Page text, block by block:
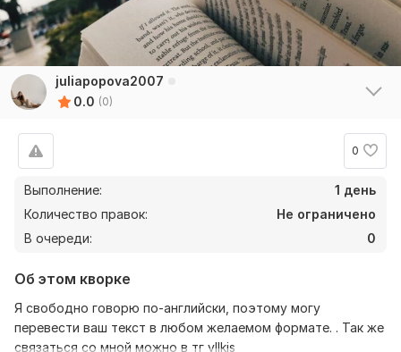
juliapopova2007
0.0 (0)
0
Выполнение:
1 день
Количество правок:
Не ограничено
В очереди:
0
Об этом кворке
Я свободно говорю по-английски, поэтому могу
перевести ваш текст в любом желаемом формате. . Так же
связаться со мной можно в тг yllkis